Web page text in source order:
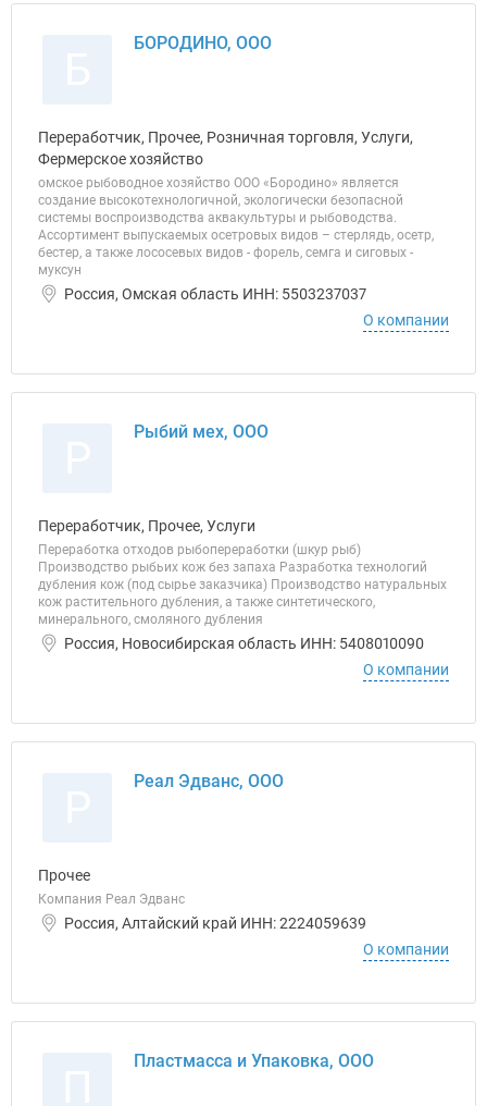
БОРОДИНО, ООО
Переработчик, Прочее, Розничная торговля, Услуги,
Фермерское хозяйство
омское рыбоводное хозяйство ООО «Бородино» является
создание высокотехнологичной, экологически безопасной
системы воспроизводства аквакультуры и рыбоводства.
Ассортимент выпускаемых осетровых видов – стерлядь, осетр,
бестер, а также лососевых видов - форель, семга и сиговых -
муксун
Россия, Омская область ИНН: 5503237037
О компании
Рыбий мех, ООО
Переработчик, Прочее, Услуги
Переработка отходов рыбопереработки (шкур рыб)
Производство рыбьих кож без запаха Разработка технологий
дубления кож (под сырье заказчика) Производство натуральных
кож растительного дубления, а также синтетического,
минерального, смоляного дубления
Россия, Новосибирская область ИНН: 5408010090
О компании
Реал Эдванс, ООО
Прочее
Компания Реал Эдванс
Россия, Алтайский край ИНН: 2224059639
О компании
Пластмасса и Упаковка, ООО